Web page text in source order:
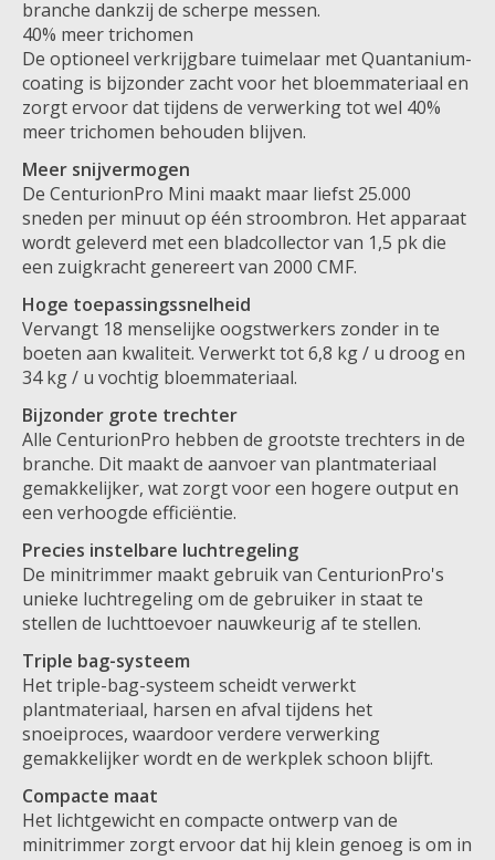
branche dankzij de scherpe messen.
40% meer trichomen
De optioneel verkrijgbare tuimelaar met Quantanium-
coating is bijzonder zacht voor het bloemmateriaal en
zorgt ervoor dat tijdens de verwerking tot wel 40%
meer trichomen behouden blijven.
Meer snijvermogen
De CenturionPro Mini maakt maar liefst 25.000
sneden per minuut op één stroombron. Het apparaat
wordt geleverd met een bladcollector van 1,5 pk die
een zuigkracht genereert van 2000 CMF.
Hoge toepassingssnelheid
Vervangt 18 menselijke oogstwerkers zonder in te
boeten aan kwaliteit. Verwerkt tot 6,8 kg / u droog en
34 kg / u vochtig bloemmateriaal.
Bijzonder grote trechter
Alle CenturionPro hebben de grootste trechters in de
branche. Dit maakt de aanvoer van plantmateriaal
gemakkelijker, wat zorgt voor een hogere output en
een verhoogde efficiëntie.
Precies instelbare luchtregeling
De minitrimmer maakt gebruik van CenturionPro's
unieke luchtregeling om de gebruiker in staat te
stellen de luchttoevoer nauwkeurig af te stellen.
Triple bag-systeem
Het triple-bag-systeem scheidt verwerkt
plantmateriaal, harsen en afval tijdens het
snoeiproces, waardoor verdere verwerking
gemakkelijker wordt en de werkplek schoon blijft.
Compacte maat
Het lichtgewicht en compacte ontwerp van de
minitrimmer zorgt ervoor dat hij klein genoeg is om in